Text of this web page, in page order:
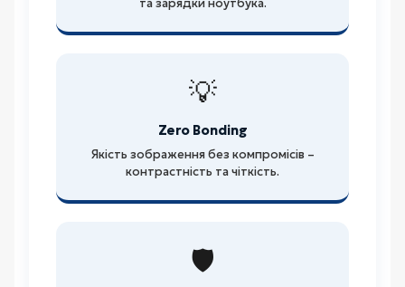
та зарядки ноутбука.
💡
Zero Bonding
Якість зображення без компромісів –
контрастність та чіткість.
🛡️